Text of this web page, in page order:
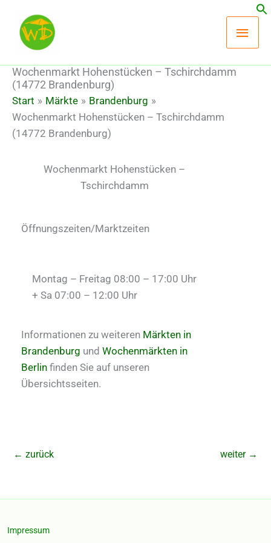
Inhalt
springen
Wochenmarkt Hohenstücken – Tschirchdamm
(14772 Brandenburg)
Start Märkte
Brandenburg
Wochenmarkt Hohenstücken – Tschirchdamm
(14772 Brandenburg)
Wochenmarkt Hohenstücken –
Tschirchdamm
Öffnungszeiten/Marktzeiten
Montag – Freitag 08:00 – 17:00 Uhr
+ Sa 07:00 – 12:00 Uhr
Informationen zu weiteren Märkten in
Brandenburg und Wochenmärkten in
Berlin finden Sie auf unseren
Übersichtsseiten.
← zurück weiter →
Impressum